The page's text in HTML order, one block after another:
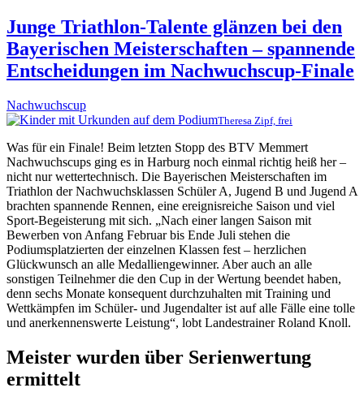
Junge Triathlon-Talente glänzen bei den
Bayerischen Meisterschaften – spannende
Entscheidungen im Nachwuchscup-Finale
Nachwuchscup
Theresa Zipf, frei
Was für ein Finale! Beim letzten Stopp des BTV Memmert
Nachwuchscups ging es in Harburg noch einmal richtig heiß her –
nicht nur wettertechnisch. Die Bayerischen Meisterschaften im
Triathlon der Nachwuchsklassen Schüler A, Jugend B und Jugend A
brachten spannende Rennen, eine ereignisreiche Saison und viel
Sport-Begeisterung mit sich. „Nach einer langen Saison mit
Bewerben von Anfang Februar bis Ende Juli stehen die
Podiumsplatzierten der einzelnen Klassen fest – herzlichen
Glückwunsch an alle Medalliengewinner. Aber auch an alle
sonstigen Teilnehmer die den Cup in der Wertung beendet haben,
denn sechs Monate konsequent durchzuhalten mit Training und
Wettkämpfen im Schüler- und Jugendalter ist auf alle Fälle eine tolle
und anerkennenswerte Leistung“, lobt Landestrainer Roland Knoll.
Meister wurden über Serienwertung
ermittelt